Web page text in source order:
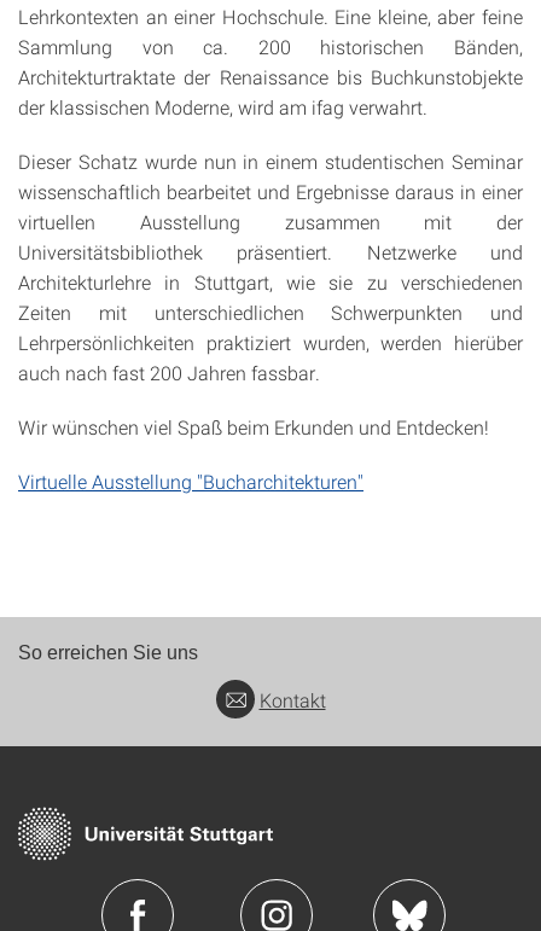
Lehrkontexten an einer Hochschule. Eine kleine, aber feine
Sammlung von ca. 200 historischen Bänden,
Architekturtraktate der Renaissance bis Buchkunstobjekte
der klassischen Moderne, wird am ifag verwahrt.
Dieser Schatz wurde nun in einem studentischen Seminar
wissenschaftlich bearbeitet und Ergebnisse daraus in einer
virtuellen Ausstellung zusammen mit der
Universitätsbibliothek präsentiert. Netzwerke und
Architekturlehre in Stuttgart, wie sie zu verschiedenen
Zeiten mit unterschiedlichen Schwerpunkten und
Lehrpersönlichkeiten praktiziert wurden, werden hierüber
auch nach fast 200 Jahren fassbar.
Wir wünschen viel Spaß beim Erkunden und Entdecken!
Virtuelle Ausstellung "Bucharchitekturen"
So erreichen Sie uns
Kontakt